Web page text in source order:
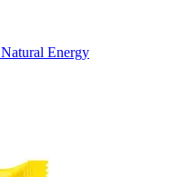
Energy